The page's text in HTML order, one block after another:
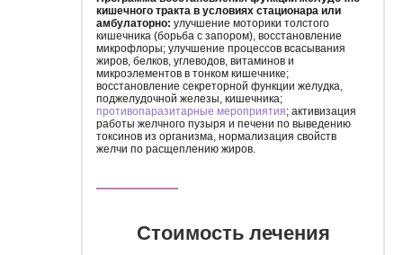
кишечного тракта в условиях стационара или
амбулаторно: улучшение моторики толстого
кишечника (борьба с запором), восстановление
микрофлоры; улучшение процессов всасывания
жиров, белков, углеводов, витаминов и
микроэлементов в тонком кишечнике;
восстановление секреторной функции желудка,
поджелудочной железы, кишечника;
противопаразитарные мероприятия; активизация
работы желчного пузыря и печени по выведению
токсинов из организма, нормализация свойств
желчи по расщеплению жиров.
Стоимость лечения